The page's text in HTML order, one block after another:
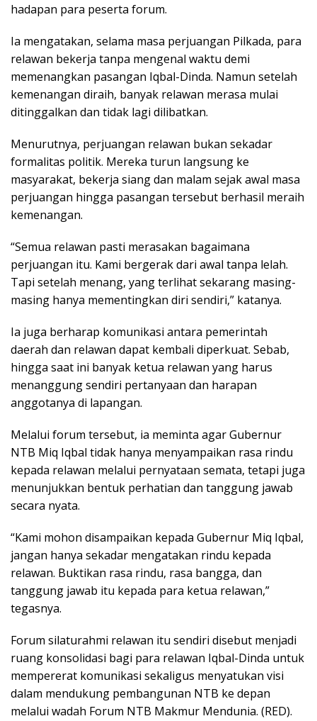
hadapan para peserta forum.
Ia mengatakan, selama masa perjuangan Pilkada, para
relawan bekerja tanpa mengenal waktu demi
memenangkan pasangan Iqbal-Dinda. Namun setelah
kemenangan diraih, banyak relawan merasa mulai
ditinggalkan dan tidak lagi dilibatkan.
Menurutnya, perjuangan relawan bukan sekadar
formalitas politik. Mereka turun langsung ke
masyarakat, bekerja siang dan malam sejak awal masa
perjuangan hingga pasangan tersebut berhasil meraih
kemenangan.
“Semua relawan pasti merasakan bagaimana
perjuangan itu. Kami bergerak dari awal tanpa lelah.
Tapi setelah menang, yang terlihat sekarang masing-
masing hanya mementingkan diri sendiri,” katanya.
Ia juga berharap komunikasi antara pemerintah
daerah dan relawan dapat kembali diperkuat. Sebab,
hingga saat ini banyak ketua relawan yang harus
menanggung sendiri pertanyaan dan harapan
anggotanya di lapangan.
Melalui forum tersebut, ia meminta agar Gubernur
NTB Miq Iqbal tidak hanya menyampaikan rasa rindu
kepada relawan melalui pernyataan semata, tetapi juga
menunjukkan bentuk perhatian dan tanggung jawab
secara nyata.
“Kami mohon disampaikan kepada Gubernur Miq Iqbal,
jangan hanya sekadar mengatakan rindu kepada
relawan. Buktikan rasa rindu, rasa bangga, dan
tanggung jawab itu kepada para ketua relawan,”
tegasnya.
Forum silaturahmi relawan itu sendiri disebut menjadi
ruang konsolidasi bagi para relawan Iqbal-Dinda untuk
mempererat komunikasi sekaligus menyatukan visi
dalam mendukung pembangunan NTB ke depan
melalui wadah Forum NTB Makmur Mendunia. (RED).